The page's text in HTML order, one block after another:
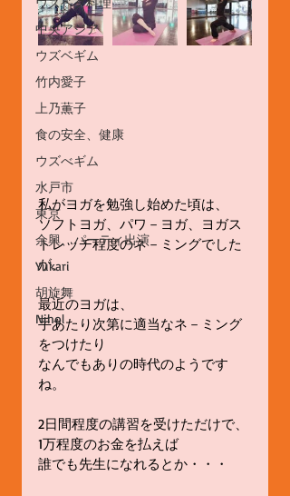
中央アジア
ウズベギム
竹内愛子
上乃薫子
食の安全、健康
ウズべギム
水戸市
東京
余興、パーティ出演
Yukari
胡旋舞
Nihol
私がヨガを勉強し始めた頃は、
ソフトヨガ、パワ－ヨガ、ヨガス
トレッチ程度のネ－ミングでした
が、
最近のヨガは、
手あたり次第に適当なネ－ミング
をつけたり
なんでもありの時代のようです
ね。
2日間程度の講習を受けただけで、
1万程度のお金を払えば
誰でも先生になれるとか・・・